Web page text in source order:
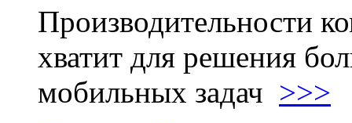
Производительности
хватит для решения
мобильных задач >>>